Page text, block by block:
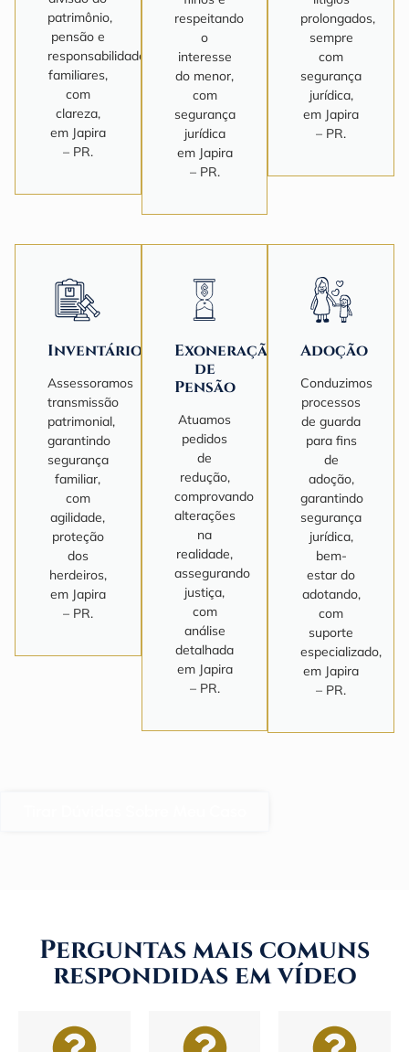
patrimônio,
pensão e
responsabilidades
familiares,
com
clareza,
em Japira
– PR.
respeitando
o
interesse
do menor,
com
segurança
jurídica
em Japira
– PR.
prolongados,
sempre
com
segurança
jurídica,
em Japira
– PR.
Inventário
Assessoramos
transmissão
patrimonial,
garantindo
segurança
familiar,
com
agilidade,
proteção
dos
herdeiros,
em Japira
– PR.
Exoneração
de
Pensão
Atuamos
pedidos
de
redução,
comprovando
alterações
na
realidade,
assegurando
justiça,
com
análise
detalhada
em Japira
– PR.
Adoção
Conduzimos
processos
de guarda
para fins
de
adoção,
garantindo
segurança
jurídica,
bem-
estar do
adotando,
com
suporte
especializado,
em Japira
– PR.
Perguntas mais comuns
respondidas em vídeo